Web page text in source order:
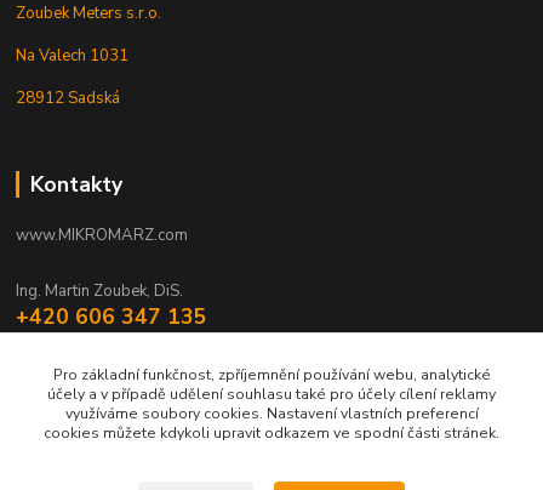
Zoubek Meters s.r.o.
Na Valech 1031
28912 Sadská
Kontakty
www.MIKROMARZ.com
Ing. Martin Zoubek, DiS.
+420 606 347 135
zoubek@mikromarz.cz
Pro základní funkčnost, zpříjemnění používání webu, analytické
účely a v případě udělení souhlasu také pro účely cílení reklamy
využíváme soubory cookies. Nastavení vlastních preferencí
cookies můžete kdykoli upravit odkazem ve spodní části stránek.